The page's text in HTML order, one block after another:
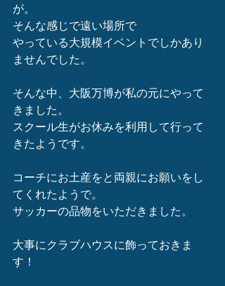
が。
そんな感じで遠い場所で
やっている大規模イベントでしかあり
ませんでした。
そんな中、大阪万博が私の元にやって
きました。
スクール生がお休みを利用して行って
きたようです。
コーチにお土産をと両親にお願いをし
てくれたようで。
サッカーの品物をいただきました。
大事にクラブハウスに飾っておきま
す！